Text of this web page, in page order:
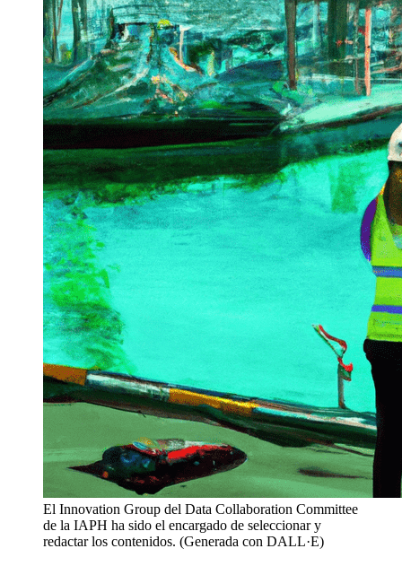
El Innovation Group del Data Collaboration Committee
de la IAPH ha sido el encargado de seleccionar y
redactar los contenidos. (Generada con DALL·E)